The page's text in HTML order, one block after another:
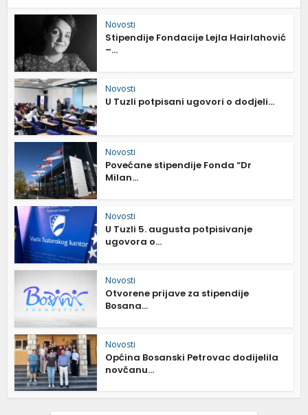
Novosti
Stipendije Fondacije Lejla Hairlahović
–...
Novosti
U Tuzli potpisani ugovori o dodjeli...
Novosti
Povećane stipendije Fonda “Dr
Milan...
Novosti
U Tuzli 5. augusta potpisivanje
ugovora o...
Novosti
Otvorene prijave za stipendije
Bosana...
Novosti
Općina Bosanski Petrovac dodijelila
novčanu...